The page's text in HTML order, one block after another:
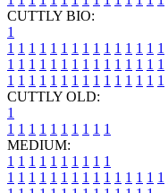
CUTTLY BIO:
1
1 1 1 1 1 1 1 1 1 1 1 1 1 1 1
1 1 1 1 1 1 1 1 1 1 1 1 1 1 1
1 1 1 1 1 1 1 1 1 1 1 1 1 1 1
CUTTLY OLD:
1
1 1 1 1 1 1 1 1 1 1
MEDIUM:
1 1 1 1 1 1 1 1 1 1
1 1 1 1 1 1 1 1 1 1 1 1 1 1 1